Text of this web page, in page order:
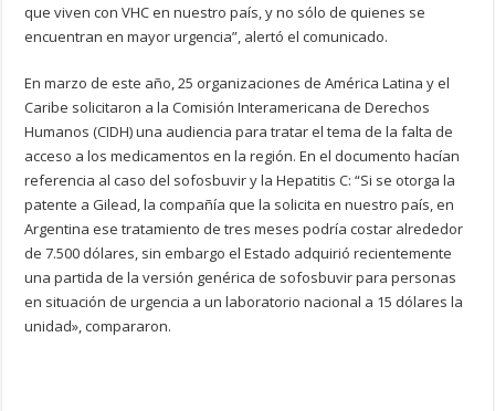
que viven con VHC en nuestro país, y no sólo de quienes se
encuentran en mayor urgencia”, alertó el comunicado.
En marzo de este año, 25 organizaciones de América Latina y el
Caribe solicitaron a la Comisión Interamericana de Derechos
Humanos (CIDH) una audiencia para tratar el tema de la falta de
acceso a los medicamentos en la región. En el documento hacían
referencia al caso del sofosbuvir y la Hepatitis C: “Si se otorga la
patente a Gilead, la compañía que la solicita en nuestro país, en
Argentina ese tratamiento de tres meses podría costar alrededor
de 7.500 dólares, sin embargo el Estado adquirió recientemente
una partida de la versión genérica de sofosbuvir para personas
en situación de urgencia a un laboratorio nacional a 15 dólares la
unidad», compararon.